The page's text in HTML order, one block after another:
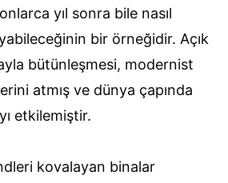
yıl sonra bile nasıl
bir örneğidir. Açık
bütünleşmesi, modernist
atmış ve dünya çapında
etkilemiştir.
kovalayan binalar